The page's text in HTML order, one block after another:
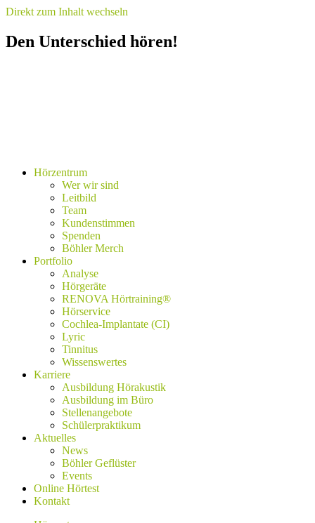
Direkt zum Inhalt wechseln
Den Unterschied hören!
Hörzentrum
Wer wir sind
Leitbild
Team
Kundenstimmen
Spenden
Böhler Merch
Portfolio
Analyse
Hörgeräte
RENOVA Hörtraining®
Hörservice
Cochlea-Implantate (CI)
Lyric
Tinnitus
Wissenswertes
Karriere
Ausbildung Hörakustik
Ausbildung im Büro
Stellenangebote
Schülerpraktikum
Aktuelles
News
Böhler Geflüster
Events
Online Hörtest
Kontakt